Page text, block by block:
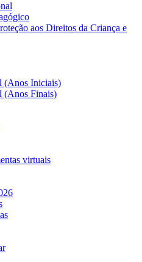
aos Direitos da Criança e
(Anos Iniciais)
(Anos Finais)
virtuais